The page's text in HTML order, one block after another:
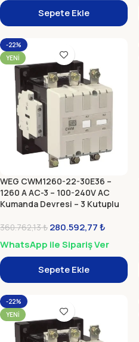
Sepete Ekle
-22%
YENI
WEG CWM1260-22-30E36 –
1260 A AC-3 – 100-240V AC
Kumanda Devresi – 3 Kutuplu
Modül)
360.762,13₺ 280.592,77₺
WhatsApp ile Sipariş Ver
Sepete Ekle
-22%
YENI